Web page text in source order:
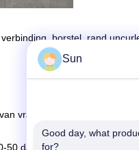
borstel, rand
vracht.
dagen als de goederen
Sun
Good day, what
for?